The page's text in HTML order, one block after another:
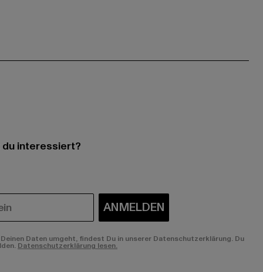
interessiert?
ANMELDEN
Daten umgeht, findest Du in unserer Datenschutzerklärung. Du
Datenschutzerklärung lesen.